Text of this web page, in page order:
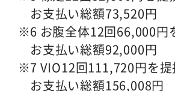
お支払い総額73,520円
6 お腹全体12回66,000円
お支払い総額92,000円
7 VIO12回111,720円を
お支払い総額156,008円